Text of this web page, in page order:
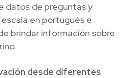
datos de preguntas y
en portugués e
brindar información sobre
desde diferentes